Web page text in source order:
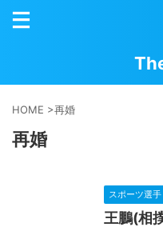
HOME >再婚
再婚
スポーツ選手
王鵬(相